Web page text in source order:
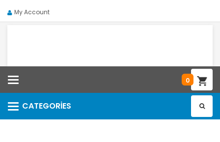
My Account
0
CATEGORIES
Categories